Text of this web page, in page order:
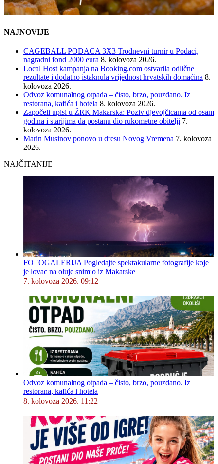
NAJNOVIJE
CAGEBALL PODACA 3X3 Trodnevni turnir u Podaci,
nagradni fond 2000 eura 8. kolovoza 2026.
Local Host kampanja na Booking.com ostvarila odlične
rezultate i dodatno istaknula vrijednost hrvatskih domaćina 8.
kolovoza 2026.
Odvoz komunalnog otpada – čisto, brzo, pouzdano. Iz
restorana, kafića i hotela 8. kolovoza 2026.
Započeli upisi u ŽRK Makarska: Poziv djevojčicama od osam
godina i starijima da postanu dio rukometne obitelji 7.
kolovoza 2026.
Marin Musinov ponovo u dresu Novog Vremena 7. kolovoza
2026.
NAJČITANIJE
FOTOGALERIJA Pogledajte spektakularne fotografije koje
je lovac na oluje snimio iz Makarske
7. kolovoza 2026. 09:12
Odvoz komunalnog otpada – čisto, brzo, pouzdano. Iz
restorana, kafića i hotela
8. kolovoza 2026. 11:22